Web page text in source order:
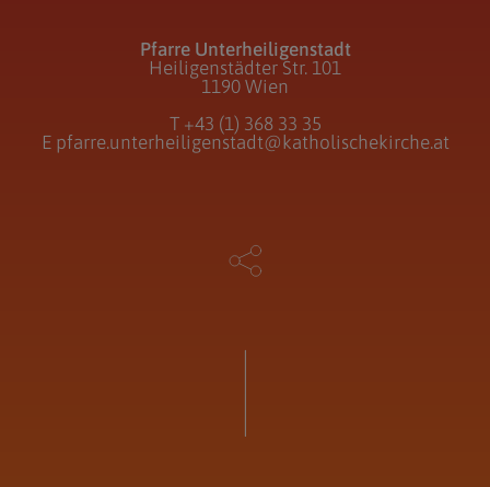
Pfarre Unterheiligenstadt
Heiligenstädter Str. 101
1190 Wien
T +43 (1) 368 33 35
E pfarre.unterheiligenstadt@katholischekirche.at